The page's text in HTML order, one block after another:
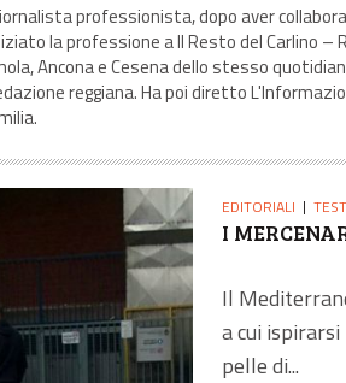
professionista, dopo aver
la professione a Il Resto del Carlino –
Ancona e Cesena dello stesso
reggiana. Ha poi diretto
EDITORIALI
I
Il
a cui
pelle di...